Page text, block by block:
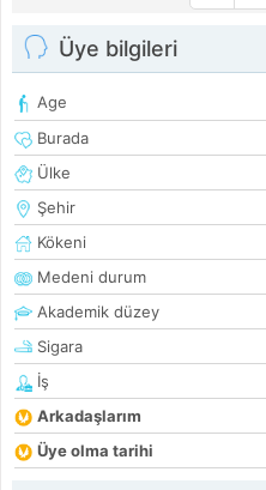
Üye bilgileri
Age
Burada
Ülke
Şehir
Kökeni
Medeni durum
Akademik düzey
Sigara
İş
Arkadaşlarım
Üye olma tarihi